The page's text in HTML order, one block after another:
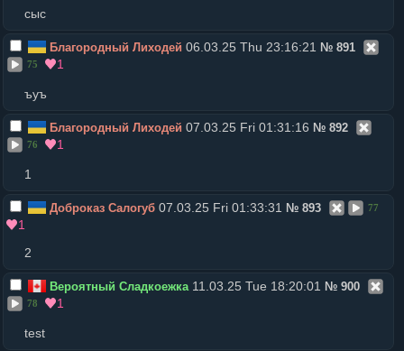
сыс
Благородный Лиходей 06.03.25 Thu 23:16:21 № 891
75 1
ъуъ
Благородный Лиходей 07.03.25 Fri 01:31:16 № 892
76 1
1
Доброказ Салогуб 07.03.25 Fri 01:33:31 № 893 77
1
2
Вероятный Сладкоежка 11.03.25 Tue 18:20:01 № 900
78 1
test